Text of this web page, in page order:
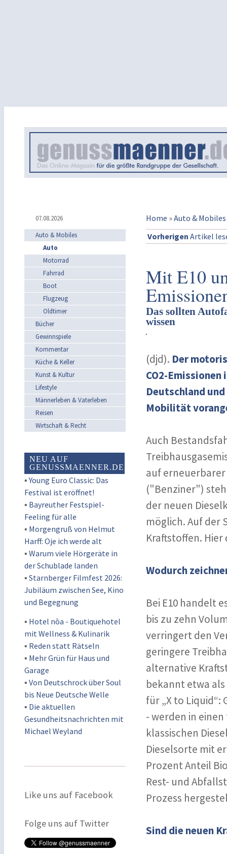
07.08.2026 Home »Auto & Mobiles
Auto & Mobiles
Auto
Motorrad
Fahrrad
Boot
Flugzeug
Oldtimer
Bücher
Gewinnspiele
Kommentar
Küche & Keller
Kunst & Kultur
Lifestyle
Männerleben & Vaterleben
Reisen
Wirtschaft & Recht
NEU AUF
GENUSSMAENNER.DE
▪Young Euro Classic: Das
Festival ist eröffnet!
▪ Bayreuther Festspiel-
Feeling für alle
▪ Morgengruß von Helmut
Harff: Oje ich werde alt
▪ Warum viele Hörgeräte in
der Schublade landen
▪ Starnberger Filmfest 2026:
Jubiläum zwischen See, Kino
und Begegnung
▪ Hotel nōa - Boutiquehotel
mit Wellness & Kulinarik
▪ Reden statt Rätseln
▪ Mehr Grün für Haus und
Garage
▪ Von Deutschrock über Soul
bis Neue Deutsche Welle
▪ Die aktuellen
Gesundheitsnachrichten mit
Michael Weyland
Like uns auf Facebook
Folge uns auf Twitter
Vorherigen Artikel
Mit E10
Das sollten
wissen
(djd). Der
CO2-
Deutschland
Mobilität
Auch
auf
("Benziner")
der neuen
möglich. Auf der
Kraftstoffen. Hier
Wodurch
Bei E10 handelt
bis zu zehn
verringert den
geringere
alternative
bekannt etwa
für „X to Liquid“:
- werden in
klassischen
Dieselsorte mit
Prozent Anteil
Rest- und
Prozess
Sind die neuen